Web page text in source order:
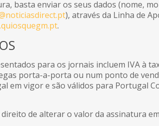
basta enviar os seus dados (nome,
), através da Linha de
.
para os jornais incluem IVA à
porta-a-porta ou num ponto de
em vigor e são válidos para Portugal
de alterar o valor da assinatura